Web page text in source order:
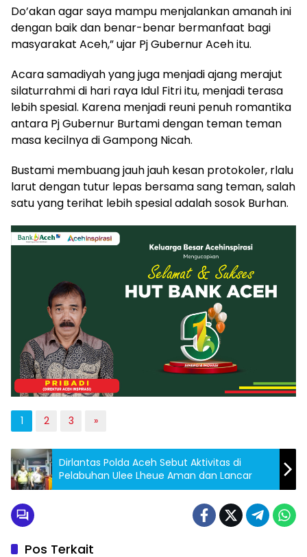
Do’akan agar saya mampu menjalankan amanah ini
dengan baik dan benar-benar bermanfaat bagi
masyarakat Aceh,” ujar Pj Gubernur Aceh itu.
Acara samadiyah yang juga menjadi ajang merajut
silaturrahmi di hari raya Idul Fitri itu, menjadi terasa
lebih spesial. Karena menjadi reuni penuh romantika
antara Pj Gubernur Burtami dengan teman teman
masa kecilnya di Gampong Nicah.
Bustami membuang jauh jauh kesan protokoler, rlalu
larut dengan tutur lepas bersama sang teman, salah
satu yang terihat lebih spesial adalah sosok Burhan.
1 2 3 »
Dirlantas Polda Aceh Sebut Aktivitas di
Pelabuhan Ulee Lheue Aman dan Lancar
Pos Terkait